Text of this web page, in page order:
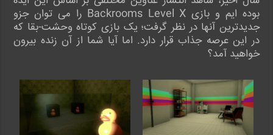
بوده ایم و بازی Backrooms Level X را می توان جزو
جدیدترین آنها در نظر گرفت؛ یک بازی کوتاه وحشت-بقا که
در این عرصه جذاب قرار دارد. اما آیا شما از آن زنده بیرون
خواهید آمد؟